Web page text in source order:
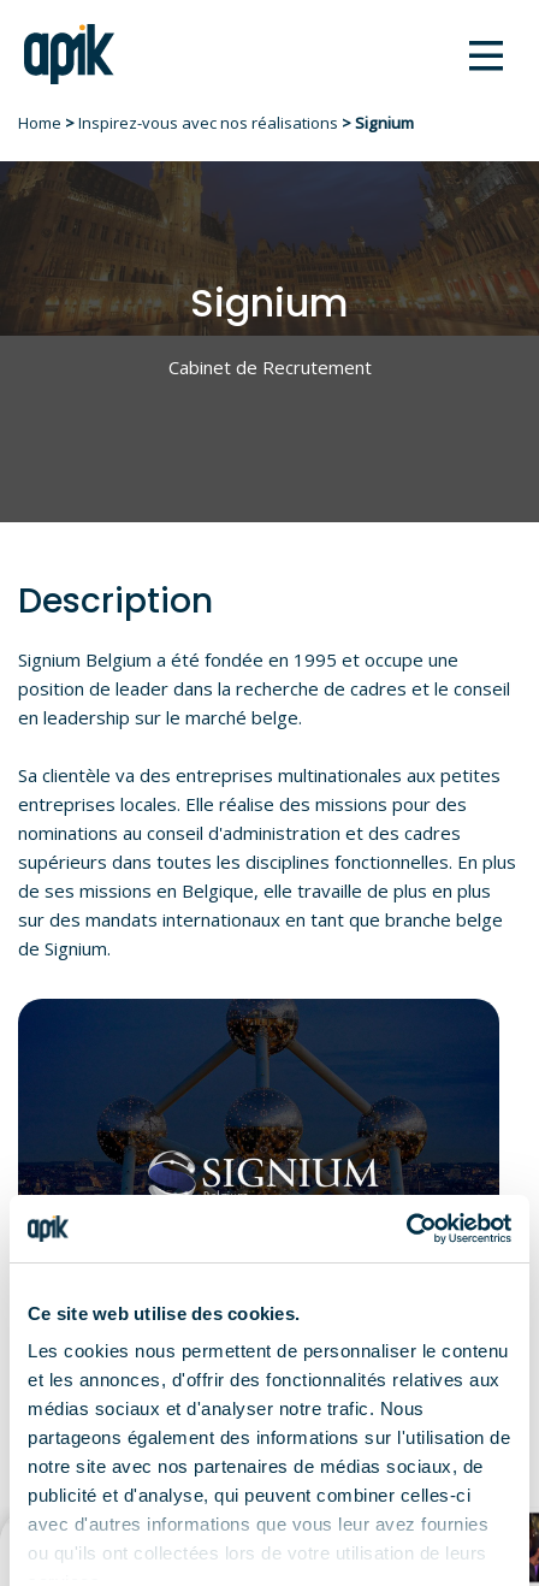
Ce site web utilise des cookies.
Les cookies nous permettent de personnaliser le contenu
et les annonces, d'offrir des fonctionnalités relatives aux
médias sociaux et d'analyser notre trafic. Nous
partageons également des informations sur l'utilisation de
notre site avec nos partenaires de médias sociaux, de
publicité et d'analyse, qui peuvent combiner celles-ci
avec d'autres informations que vous leur avez fournies
ou qu'ils ont collectées lors de votre utilisation de leurs
Home >Inspirez-vous avec nos réalisations > Signium
Signium
Cabinet de Recrutement
Description
Signium Belgium a été fondée en 1995 et occupe une
position de leader dans la recherche de cadres et le conseil
en leadership sur le marché belge.
Sa clientèle va des entreprises multinationales aux petites
entreprises locales. Elle réalise des missions pour des
nominations au conseil d'administration et des cadres
supérieurs dans toutes les disciplines fonctionnelles. En plus
de ses missions en Belgique, elle travaille de plus en plus
sur des mandats internationaux en tant que branche belge
de Signium.
Le résultat